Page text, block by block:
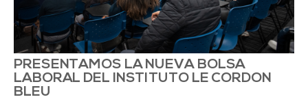
PRESENTAMOS LA NUEVA BOLSA
LABORAL DEL INSTITUTO LE CORDON
BLEU